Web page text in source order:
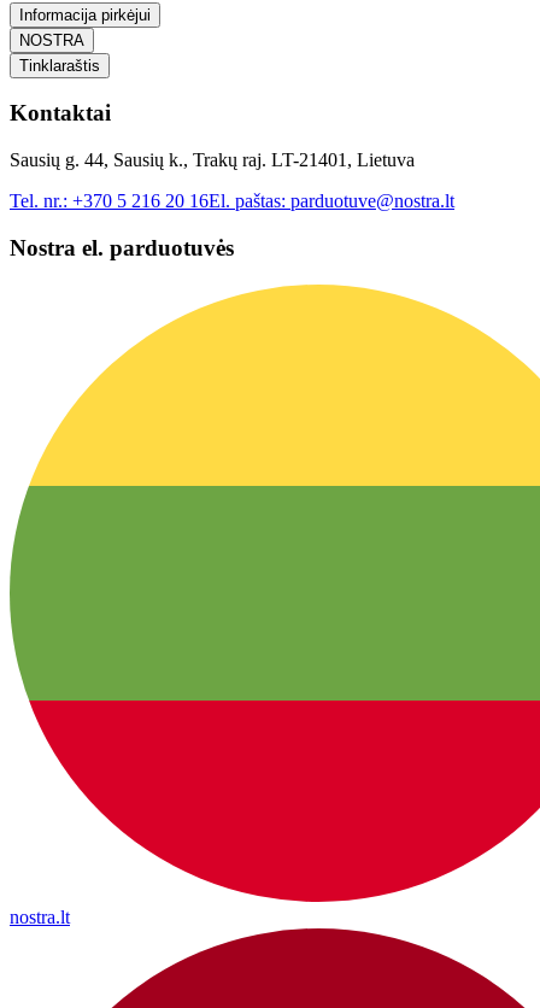
Informacija pirkėjui
NOSTRA
Tinklaraštis
Kontaktai
Sausių g. 44, Sausių k., Trakų raj. LT-21401, Lietuva
Tel. nr.: +370 5 216 20 16El. paštas: parduotuve@nostra.lt
Nostra el. parduotuvės
nostra.lt